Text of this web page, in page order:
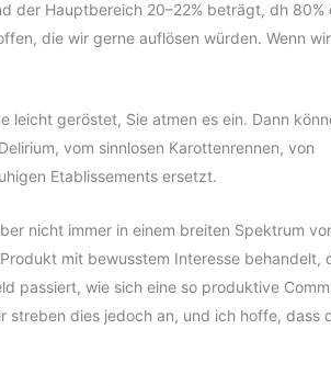
der Hauptbereich 20–22% beträgt, dh 80%
die wir gerne auflösen würden. Wenn wir
leicht geröstet, Sie atmen es ein. Dann
vom sinnlosen Karottenrennen, von
Etablissements ersetzt.
nicht immer in einem breiten Spektrum
mit bewusstem Interesse behandelt,
passiert, wie sich eine so produktive
dies jedoch an, und ich hoffe, dass